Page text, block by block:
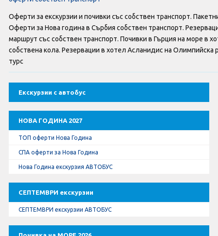
Оферти За Нова Година
Септемврийски Празници
Автобусни Екскурзии
Албатрос Турс
Документи
Лични данни
Общи условия
Стандартен Формуляр
КОНТАКТИ
Екскурзии с автобус
НОВА ГОДИНА 2027
ТОП оферти Нова Година
СПА оферти за Нова Година
Нова Година екскурзия АВТОБУС
СЕПТЕМВРИ екскурзии
СЕПТЕМВРИ екскурзии АВТОБУС
Оферти за екскурзии и почивки със собствен транспорт.
Оферти за Нова година в Сърбия собствен транспорт.
маршрут със собствен транспорт. Почивки в Гърция на море в
собствена кола. Резервации в хотел Асланидис на
турс